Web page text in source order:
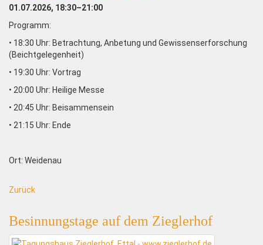
01.07.2026, 18:30–21:00
Programm:
• 18:30 Uhr: Betrachtung, Anbetung und Gewissenserforschung
(Beichtgelegenheit)
• 19:30 Uhr: Vortrag
• 20:00 Uhr: Heilige Messe
• 20:45 Uhr: Beisammensein
• 21:15 Uhr: Ende
Ort: Weidenau
Zurück
Besinnungstage auf dem Zieglerhof